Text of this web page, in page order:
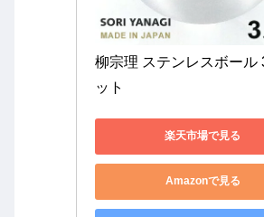
柳宗理 ステンレスボール
ット
楽天市場で見る
Amazonで見る